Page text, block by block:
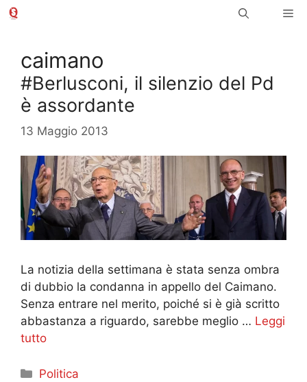
Vai
caimano
#Berlusconi, il silenzio del Pd
è assordante
13 Maggio 2013
La notizia della settimana è stata senza ombra
di dubbio la condanna in appello del Caimano.
Senza entrare nel merito, poiché si è già scritto
abbastanza a riguardo, sarebbe meglio … Leggi
tutto
Categorie
Politica